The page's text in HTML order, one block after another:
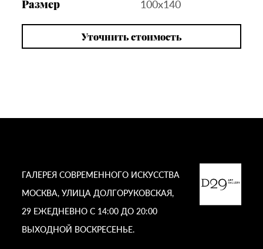
Размер 100х140
Уточнить стоимость
ГАЛЕРЕЯ СОВРЕМЕННОГО ИСКУССТВА
МОСКВА, УЛИЦА ДОЛГОРУКОВСКАЯ,
29 ЕЖЕДНЕВНО С 14:00 ДО 20:00
ВЫХОДНОЙ ВОСКРЕСЕНЬЕ.